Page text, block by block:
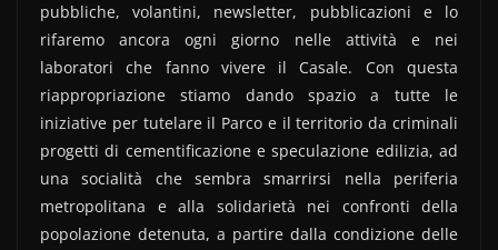
pubbliche, volantini, newsletter, pubblicazioni e lo
rifaremo ancora ogni giorno nelle attività e nei
laboratori che fanno vivere il Casale. Con questa
riappropriazione stiamo dando spazio a tutte le
iniziative per tutelare il Parco e il territorio da criminali
progetti di cementificazione e speculazione edilizia, ad
una socialità che sembra smarrirsi nella periferia
metropolitana e alla solidarietà nei confronti della
popolazione detenuta, a partire dalla condizione delle